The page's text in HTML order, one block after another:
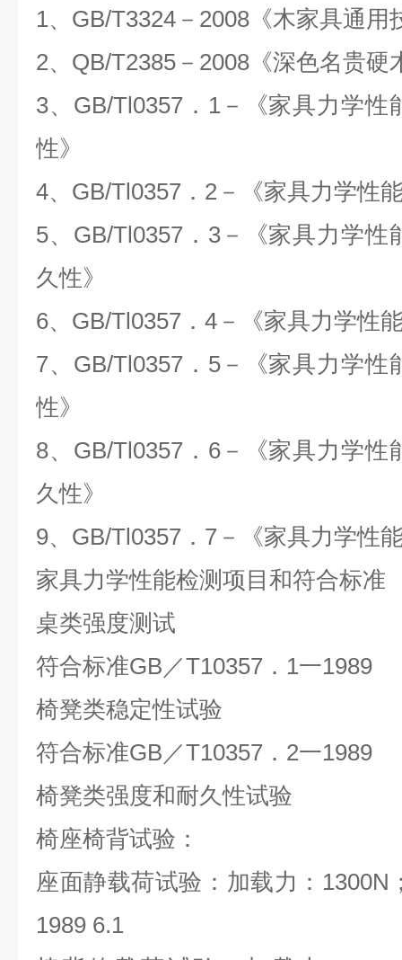
1、GB/T3324－2008《木家具通用
2、QB/T2385－2008《深色名贵硬
3、GB/Tl0357．1－《家具力学
性》
4、GB/Tl0357．2－《家具力学性
5、GB/Tl0357．3－《家具力学
久性》
6、GB/Tl0357．4－《家具力学性
7、GB/Tl0357．5－《家具力学
性》
8、GB/Tl0357．6－《家具力学
久性》
9、GB/Tl0357．7－《家具力学性
家具力学性能检测项目和符合标准
桌类强度测试
符合标准GB／T10357．1一1989
椅凳类稳定性试验
符合标准GB／T10357．2一1989
椅凳类强度和耐久性试验
椅座椅背试验：
座面静载荷试验：加载力：1300N
1989 6.1